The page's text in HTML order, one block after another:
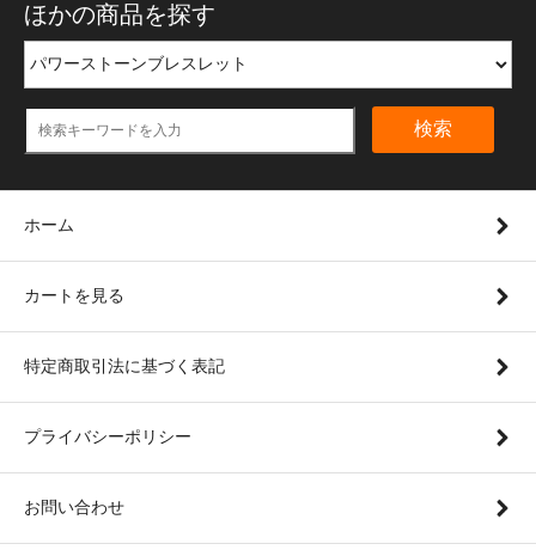
ほかの商品を探す
検索
ホーム
カートを見る
特定商取引法に基づく表記
プライバシーポリシー
お問い合わせ